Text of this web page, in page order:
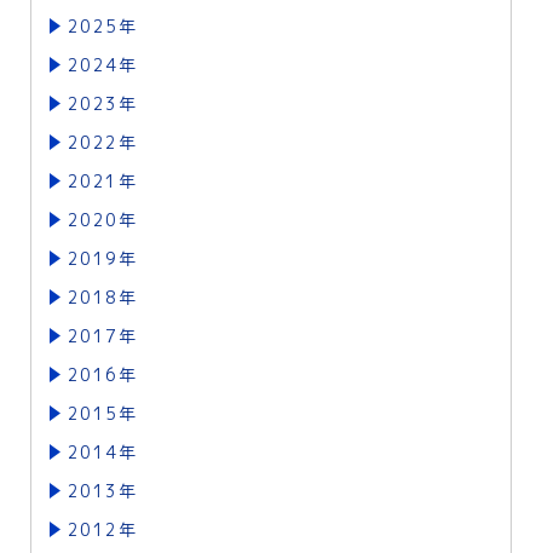
2025年
2024年
2023年
2022年
2021年
2020年
2019年
2018年
2017年
2016年
2015年
2014年
2013年
2012年